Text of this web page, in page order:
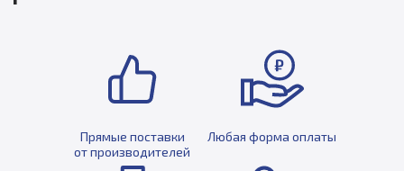
Прямые поставки
от производителей
Любая форма оплаты